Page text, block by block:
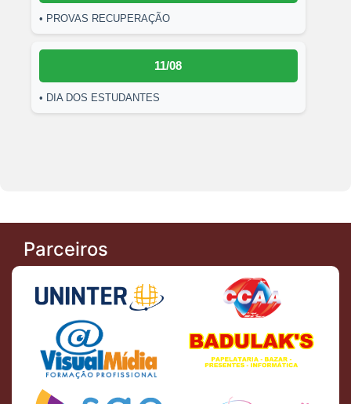
• PROVAS RECUPERAÇÃO
11/08
• DIA DOS ESTUDANTES
Parceiros